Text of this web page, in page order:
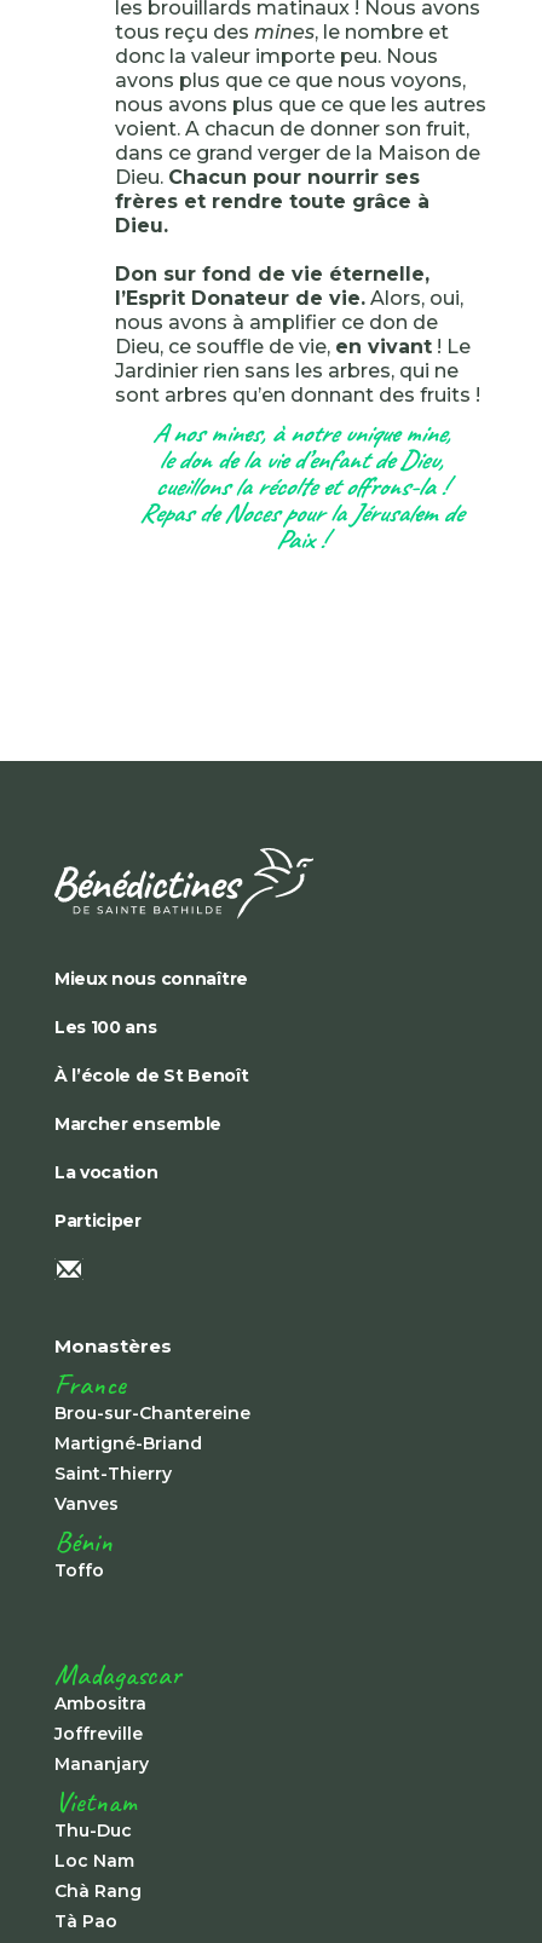
les brouillards matinaux ! Nous avons
tous reçu des mines, le nombre et
donc la valeur importe peu. Nous
avons plus que ce que nous voyons,
nous avons plus que ce que les autres
voient. A chacun de donner son fruit,
dans ce grand verger de la Maison de
Dieu. Chacun pour nourrir ses
frères et rendre toute grâce à
Dieu.
Don sur fond de vie éternelle,
l’Esprit Donateur de vie.Alors, oui,
nous avons à amplifier ce don de
Dieu, ce souffle de vie, en vivant! Le
Jardinier rien sans les arbres, qui ne
sont arbres qu’en donnant des fruits !
A nos mines, à notre unique mine,
le don de la vie d’enfant de Dieu,
cueillons la récolte et offrons-la !
Repas de Noces pour la Jérusalem de
Paix !
Mieux nous connaître
Les 100 ans
À l’école de St Benoît
Marcher ensemble
La vocation
Participer
Monastères
France
Brou-sur-Chantereine
Martigné-Briand
Saint-Thierry
Vanves
Bénin
Toffo
Madagascar
Ambositra
Joffreville
Mananjary
Vietnam
Thu-Duc
Loc Nam
Chà Rang
Tà Pao